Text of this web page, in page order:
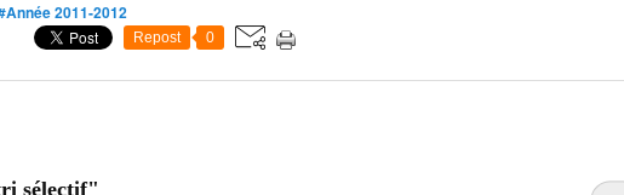
2011-2012
Repost 0
sélectif"